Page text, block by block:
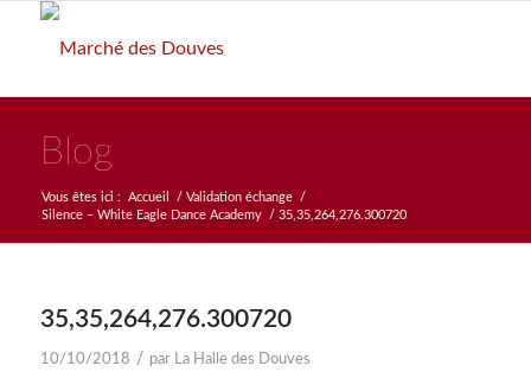
Blog
Vous êtes ici : Accueil / Validation échange
/
Silence – White Eagle Dance Academy
/ 35,35,264,276.300720
35,35,264,276.300720
10/10/2018 / par La Halle des Douves